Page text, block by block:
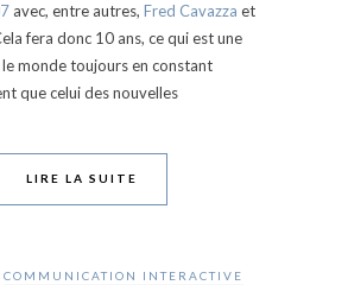
avec, entre autres, Fred Cavazza et
fera donc 10 ans, ce qui est une
monde toujours en constant
que celui des nouvelles
LIRE LA SUITE
COMMUNICATION INTERACTIVE